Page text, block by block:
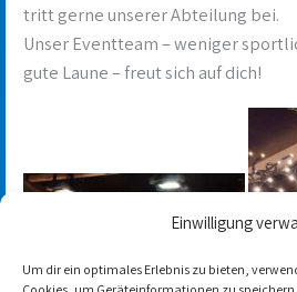
Einwilligung
Um dir ein optimales Erlebnis zu bieten,
tritt gerne unserer Abteilung bei.
Unser Eventteam – weniger
gute Laune – freut sich auf dich!